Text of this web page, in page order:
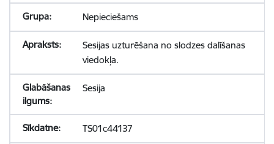
Nepieciešams
Sesijas uzturēšana no slodzes dalīšanas
viedokļa.
Sesija
TS01c44137